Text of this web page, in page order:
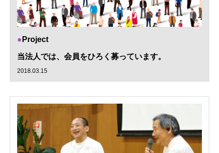
Project
当法人では、会員をひろく募っています。
2018.03.15